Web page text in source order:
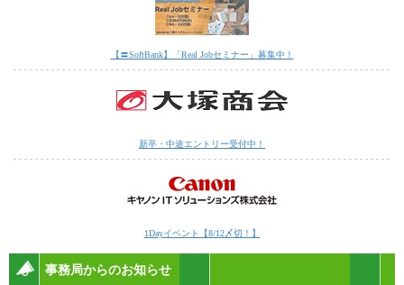
【〓SoftBank】「Real Jobセミナー」募集中！
新卒・中途エントリー受付中！
1Dayイベント【8/12〆切！】
事務局からのお知らせ